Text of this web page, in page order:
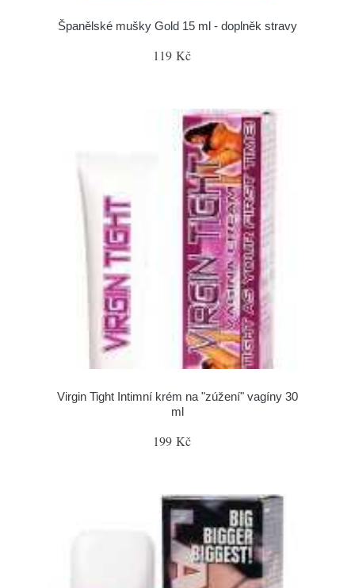
Španělské mušky Gold 15 ml - doplněk stravy
119 Kč
Virgin Tight Intimní krém na "zúžení" vagíny 30
ml
199 Kč